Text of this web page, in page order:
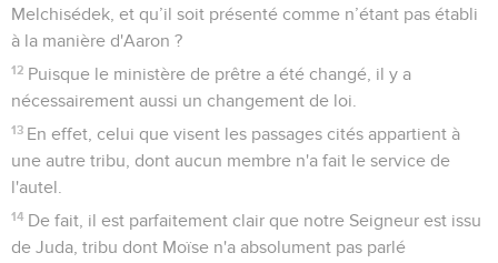
Melchisédek, et qu’il soit présenté comme n’étant pas établi
à la manière d'Aaron ?
12 Puisque le ministère de prêtre a été changé, il y a
nécessairement aussi un changement de loi.
13 En effet, celui que visent les passages cités appartient à
une autre tribu, dont aucun membre n'a fait le service de
l'autel.
14 De fait, il est parfaitement clair que notre Seigneur est issu
de Juda, tribu dont Moïse n'a absolument pas parlé